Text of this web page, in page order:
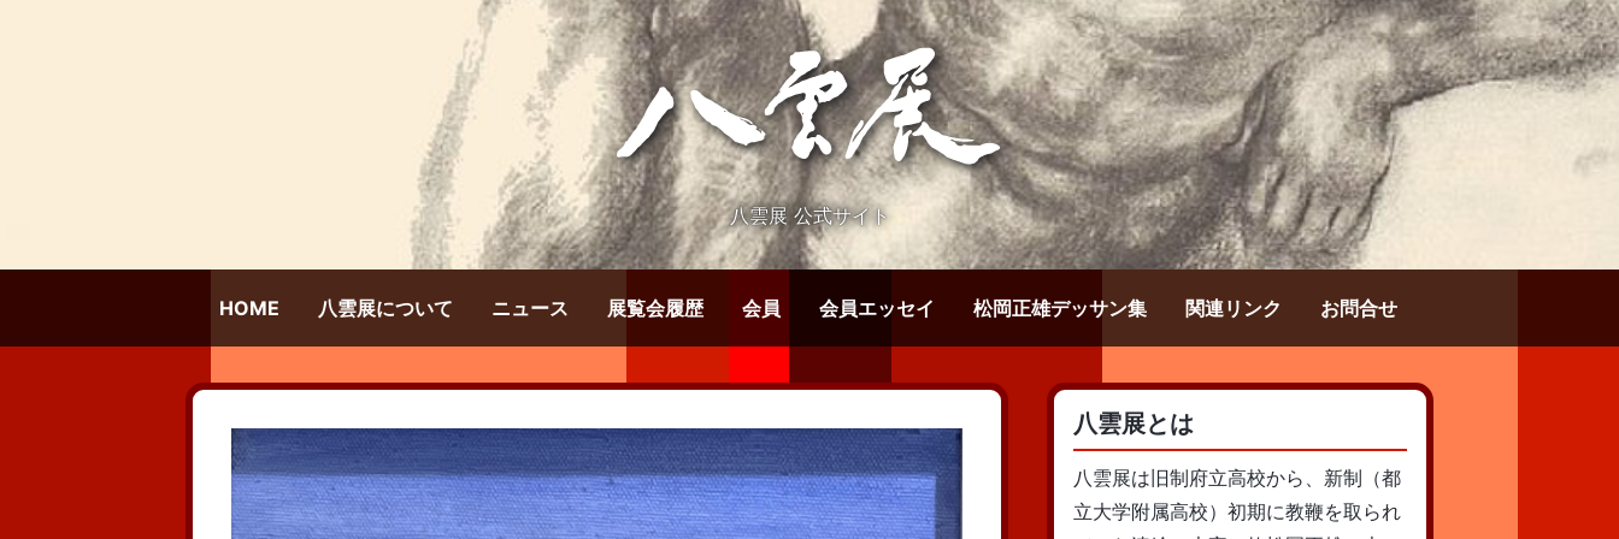
八雲展 公式サイト
HOME 八雲展について ニュース 展覧会履歴 会員 会員エッセイ 松岡正雄デッサン集 関連リンク お問合せ
八雲展とは
八雲展は旧制府立高校から、新制（都
立大学附属高校）初期に教鞭を取られ